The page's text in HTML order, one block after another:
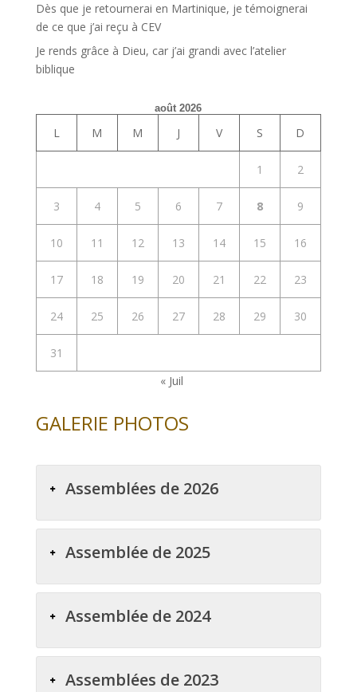
Dès que je retournerai en Martinique, je témoignerai
de ce que j’ai reçu à CEV
Je rends grâce à Dieu, car j’ai grandi avec l’atelier
biblique
août 2026
L M M J V S D
1 2
3 4 5 6 7 8 9
10 11 12 13 14 15 16
17 18 19 20 21 22 23
24 25 26 27 28 29 30
31
« Juil
GALERIE PHOTOS
Assemblées de 2026
Assemblée de 2025
Assemblée de 2024
Assemblées de 2023